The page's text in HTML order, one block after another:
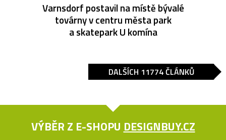
Varnsdorf postavil na místě bývalé
továrny v centru města park
a skatepark U komína
DALŠÍCH 11774 ČLÁNKŮ
VÝBĚR Z E-SHOPU DESIGNBUY.CZ